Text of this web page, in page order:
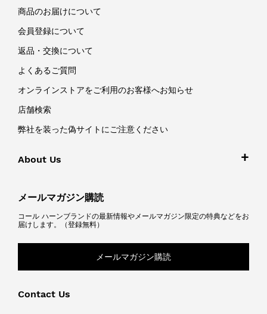
商品のお届けについて
会員登録について
返品・交換について
よくあるご質問
オンラインストアをご利用のお客様へお知らせ
店舗検索
弊社を装った偽サイトにご注意ください
About Us
メールマガジン購読
コール ハーンブランドの最新情報やメールマガジン限定の特典などをお
届けします。（登録無料）
メールマガジン購読
Contact Us